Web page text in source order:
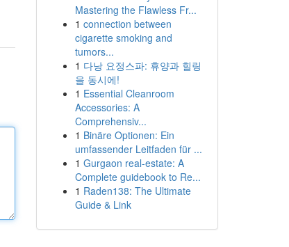
Mastering the Flawless Fr...
1 connection between
cigarette smoking and
tumors...
1 다낭 요정스파: 휴양과 힐링
을 동시에!
1 Essential Cleanroom
Accessories: A
Comprehensiv...
1 Binäre Optionen: Ein
umfassender Leitfaden für ...
1 Gurgaon real-estate: A
Complete guidebook to Re...
1 Raden138: The Ultimate
Guide & Link